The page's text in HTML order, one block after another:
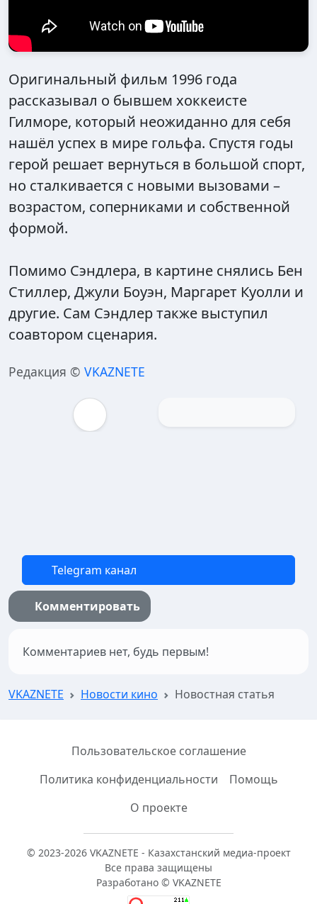
Оригинальный фильм 1996 года
рассказывал о бывшем хоккеисте
Гилморе, который неожиданно для себя
нашёл успех в мире гольфа. Спустя годы
герой решает вернуться в большой спорт,
но сталкивается с новыми вызовами –
возрастом, соперниками и собственной
формой.
Помимо Сэндлера, в картине снялись Бен
Стиллер, Джули Боуэн, Маргарет Куолли и
другие. Сам Сэндлер также выступил
соавтором сценария.
Редакция © VKAZNETE
Telegram канал
Комментировать
Комментариев нет, будь первым!
VKAZNETE Новости кино Новостная статья
Пользовательское соглашение
Политика конфиденциальности
Помощь
О проекте
© 2023-2026 VKAZNETE - Казахстанский медиа-проект
Все права защищены
Разработано © VKAZNETE